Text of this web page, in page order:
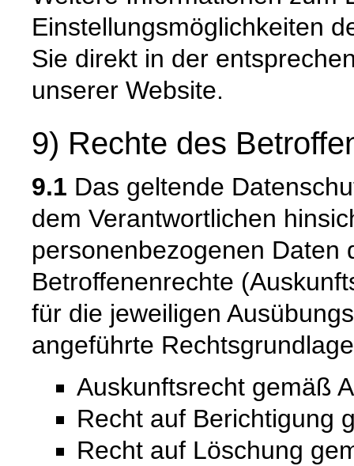
Einstellungsmöglichkeiten
Sie direkt in der
unserer Website.
9) Rechte des
9.1 Das geltende
dem Verantwortlichen
personenbezogenen Daten
Betroffenenrechte
für die jeweiligen
angeführte
Auskunftsrecht gemäß
Recht auf Berichtigung
Recht auf Löschung